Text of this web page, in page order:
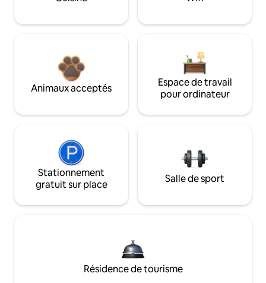
Animaux acceptés
Espace de travail
pour ordinateur
Stationnement
gratuit sur place
Salle de sport
Résidence de tourisme